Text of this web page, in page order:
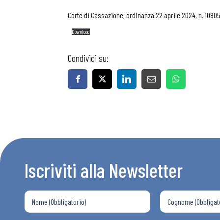
Articoli
Corte di Cassazione, ordinanza 22 aprile 2024, n. 10805
Download
Condividi su:
Iscriviti alla Newsletter